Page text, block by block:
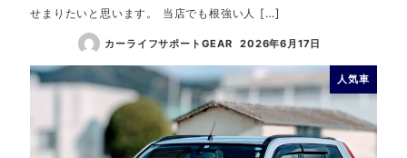
せまりたいと思います。 当店でも根強い人 […]
カーライフサポートGEAR 2026年6月17日
人気車